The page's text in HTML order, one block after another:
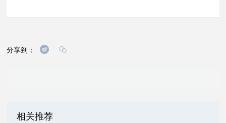
分享到：
相关推荐